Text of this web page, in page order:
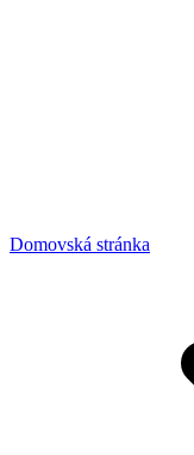
Domovská stránka